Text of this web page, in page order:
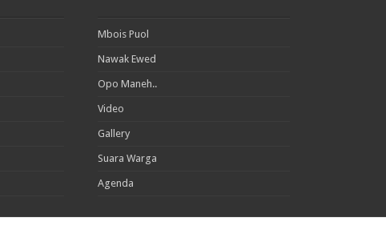
Mbois Puol
Nawak Ewed
Opo Maneh..
Video
Gallery
Suara Warga
Agenda